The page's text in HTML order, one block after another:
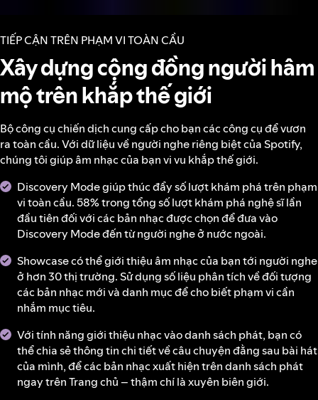
TIẾP CẬN TRÊN PHẠM VI TOÀN CẦU
Xây dựng cộng đồng người hâm
mộ trên khắp thế giới
Bộ công cụ chiến dịch cung cấp cho bạn các công cụ để vươn
ra toàn cầu. Với dữ liệu về người nghe riêng biệt của Spotify,
chúng tôi giúp âm nhạc của bạn vi vu khắp thế giới.
Discovery Mode giúp thúc đẩy số lượt khám phá trên phạm
vi toàn cầu. 58% trong tổng số lượt khám phá nghệ sĩ lần
đầu tiên đối với các bản nhạc được chọn để đưa vào
Discovery Mode đến từ người nghe ở nước ngoài.
Showcase có thể giới thiệu âm nhạc của bạn tới người nghe
ở hơn 30 thị trường. Sử dụng số liệu phân tích về đối tượng
các bản nhạc mới và danh mục để cho biết phạm vi cần
nhắm mục tiêu.
Với tính năng giới thiệu nhạc vào danh sách phát, bạn có
thể chia sẻ thông tin chi tiết về câu chuyện đằng sau bài hát
của mình, để các bản nhạc xuất hiện trên danh sách phát
ngay trên Trang chủ – thậm chí là xuyên biên giới.